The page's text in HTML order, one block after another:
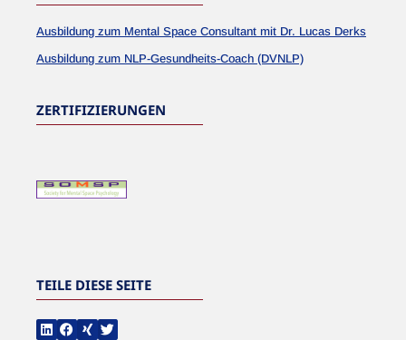
Ausbildung zum Mental Space Consultant mit Dr. Lucas Derks
Ausbildung zum NLP-Gesundheits-Coach (DVNLP)
ZERTIFIZIERUNGEN
TEILE DIESE SEITE